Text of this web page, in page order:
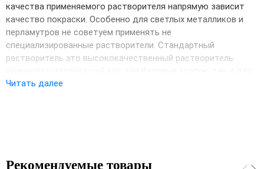
Выберите язык магазина ×
UA RU
качества применяемого растворителя напрямую зависит
качество покраски. Особенно для светлых металликов и
перламутров не советуем применять не
специализированные растворители. Стандартный
растворитель это высококачественный растворитель
эффектных красок (металлики и перламутры). При
Читать далее
Рекомендуемые товары